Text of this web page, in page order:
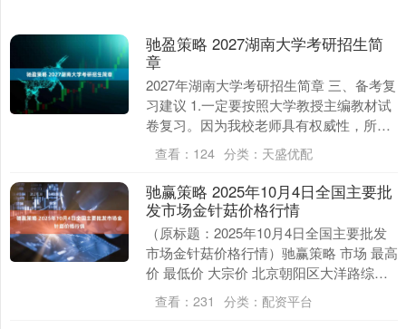
驰盈策略 2027湖南大学考研招生简
章
2027年湖南大学考研招生简章 三、备考复
习建议 1.一定要按照大学教授主编教材试
卷复习。因为我校老师具有权威性，所以
我校老师主编试卷具有权威性。 2.网上
90....
查看： 124 分类： 天盛优配
驰赢策略 2025年10月4日全国主要批
发市场金针菇价格行情
（原标题：2025年10月4日全国主要批发
市场金针菇价格行情）驰赢策略 市场 最高
价 最低价 大宗价 北京朝阳区大洋路综合
市场 6.00 5.00 5.60 邯....
查看： 231 分类： 配资平台